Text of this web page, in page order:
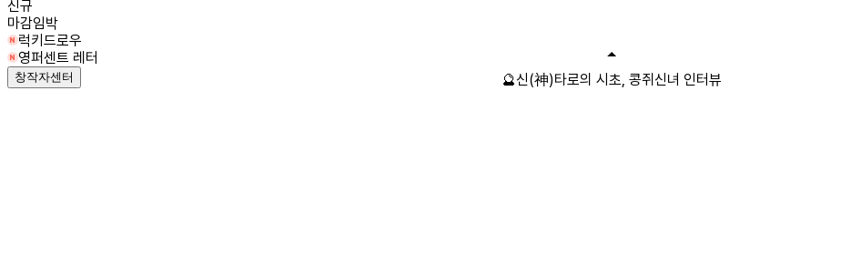
신규
마감임박
럭키드로우
영퍼센트 레터
창작자센터 🔮신(神)타로의 시초, 콩쥐신녀 인터뷰